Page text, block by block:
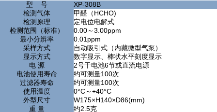
型 号
XP-308B
检测气体
甲醛（HCHO)
检测原理
定电位电解式
检测范围（标准）
0.00～3.00ppm
最小分辨率
0.01ppm
采样方式
自动吸引式（内藏微型气泵）
显示方式
数字显示、棒状水平刻度显示
电 源
2号干电池6节或直流电源
电池使用寿命
约可测量100次
过滤器寿命
约可测量100次
使用温度
0°C～+40°C
外型尺寸
W175×H140×D86(mm)
重 量
约2.5克